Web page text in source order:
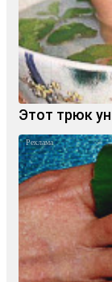
Этот трюк